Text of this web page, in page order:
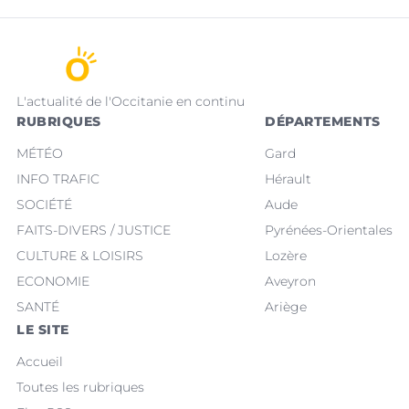
L'actualité de l'Occitanie en continu
RUBRIQUES
MÉTÉO
INFO TRAFIC
SOCIÉTÉ
FAITS-DIVERS / JUSTICE
CULTURE & LOISIRS
ECONOMIE
SANTÉ
DÉPARTEMENTS
Gard
Hérault
Aude
Pyrénées-Orientales
Lozère
Aveyron
Ariège
LE SITE
Accueil
Toutes les rubriques